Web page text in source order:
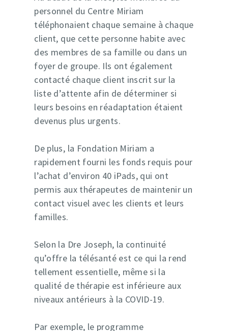
personnel du Centre Miriam
téléphonaient chaque semaine à chaque
client, que cette personne habite avec
des membres de sa famille ou dans un
foyer de groupe. Ils ont également
contacté chaque client inscrit sur la
liste d’attente afin de déterminer si
leurs besoins en réadaptation étaient
devenus plus urgents.
De plus, la Fondation Miriam a
rapidement fourni les fonds requis pour
l’achat d’environ 40 iPads, qui ont
permis aux thérapeutes de maintenir un
contact visuel avec les clients et leurs
familles.
Selon la Dre Joseph, la continuité
qu’offre la télésanté est ce qui la rend
tellement essentielle, même si la
qualité de thérapie est inférieure aux
niveaux antérieurs à la COVID-19.
Par exemple, le programme